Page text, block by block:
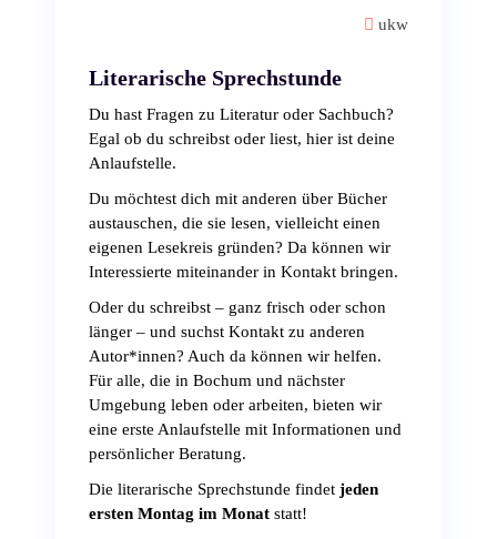
ukw
Literarische Sprechstunde
Du hast Fragen zu Literatur oder Sachbuch?
Egal ob du schreibst oder liest, hier ist deine
Anlaufstelle.
Du möchtest dich mit anderen über Bücher
austauschen, die sie lesen, vielleicht einen
eigenen Lesekreis gründen? Da können wir
Interessierte miteinander in Kontakt bringen.
Oder du schreibst – ganz frisch oder schon
länger – und suchst Kontakt zu anderen
Autor*innen? Auch da können wir helfen.
Für alle, die in Bochum und nächster
Umgebung leben oder arbeiten, bieten wir
eine erste Anlaufstelle mit Informationen und
persönlicher Beratung.
Die literarische Sprechstunde findet jeden
ersten Montag im Monat statt!